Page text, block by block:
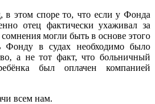
в этом споре то, что если у Фонда
отец фактически ухаживал за
могли быть в основе этого
Фонду в судах необходимо было
а не тот факт, что больничный
был оплачен компанией
всем нам.